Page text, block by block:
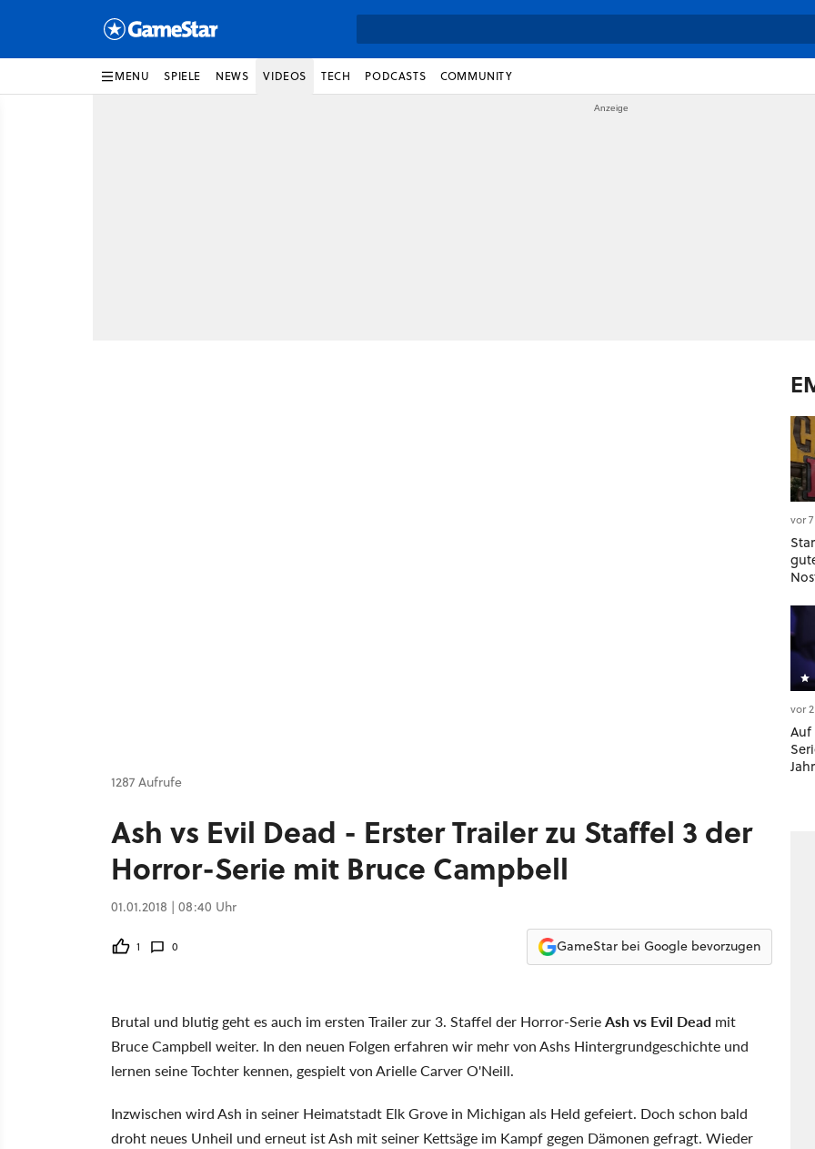
MENU SPIELE NEWS VIDEOS TECH PODCASTS COMMUNITY
1287 Aufrufe
Ash vs Evil Dead - Erster Trailer zu Staffel 3 der
Horror-Serie mit Bruce Campbell
01.01.2018 | 08:40 Uhr
1 0 GameStar bei Google bevorzugen
Brutal und blutig geht es auch im ersten Trailer zur 3. Staffel der Horror-SerieAsh vs Evil Dead mit
Bruce Campbell weiter. In den neuen Folgen erfahren wir mehr von Ashs Hintergrundgeschichte und
lernen seine Tochter kennen, gespielt von Arielle Carver O'Neill.
Inzwischen wird Ash in seiner Heimatstadt Elk Grove in Michigan als Held gefeiert. Doch schon bald
droht neues Unheil und erneut ist Ash mit seiner Kettsäge im Kampf gegen Dämonen gefragt. Wieder
vor
vor
Auf